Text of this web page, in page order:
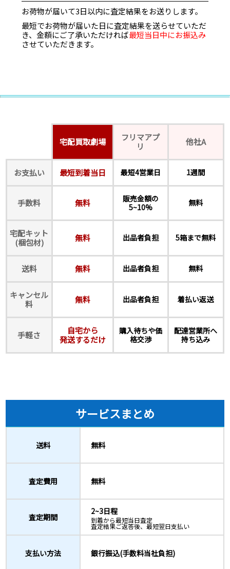
お荷物が届いて3日以内に査定結果をお送りします。
最短でお荷物が届いた日に査定結果を送らせていただ
き、金額にご了承いただければ最短当日中にお振込み
させていただきます。
宅配買取劇場
フリマアプ
リ
他社A
お支払い 最短到着当日 最短4営業日 1週間
手数料 無料
販売金額の
5~10%
無料
宅配キット
(梱包材)
無料 出品者負担 5箱まで無料
送料 無料 出品者負担 無料
キャンセル
料
無料 出品者負担 着払い返送
手軽さ
自宅から
発送するだけ
購入待ちや価
格交渉
配達営業所へ
持ち込み
サービスまとめ
送料 無料
査定費用 無料
査定期間
2~3日程
到着から最短当日査定
査定結果ご返答後、最短翌日支払い
支払い方法 銀行振込(手数料当社負担)